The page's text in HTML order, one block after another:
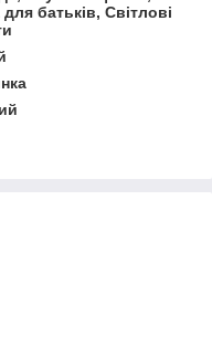
для батьків, Світлові